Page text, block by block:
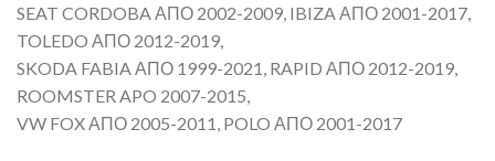
SEAT CORDOBA ΑΠΟ 2002-2009, IBIZA ΑΠΟ 2001-2017,
TOLEDO ΑΠΟ 2012-2019,
SKODA FABIA ΑΠΟ 1999-2021, RAPID ΑΠΟ 2012-2019,
ROOMSTER APO 2007-2015,
VW FOX ΑΠΟ 2005-2011, POLO ΑΠΟ 2001-2017